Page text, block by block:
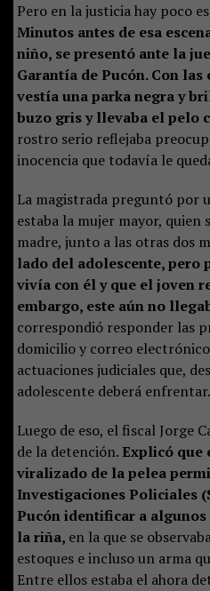
Pero en la justicia hay poco
Minutos antes de esa
niño, se presentó ante la
Garantía de Pucón. Con las
vestía una parka negra y
buzo gris y llevaba el pelo
rostro serio reflejaba
inocencia que todavía le
La magistrada preguntó por
estaba la mujer mayor, quien
madre, junto a las otras dos
lado del adolescente, pero
vivía con él y que el joven
embargo, este aún no
correspondió responder las
domicilio y correo
actuaciones judiciales que,
adolescente deberá enfrentar.
Luego de eso, el fiscal Jorge
de la detención. Explicó que
viralizado de la pelea
Investigaciones Policiales
Pucón identificar a
la riña, en la que se
estoques e incluso un arma
Entre ellos estaba el ahora